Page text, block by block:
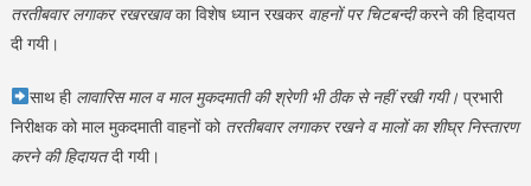
तरतीबवार लगाकर रखरखावका विशेष ध्यान रखकर वाहनों पर चिटबन्दीकरने की हिदायत
दी गयी।
साथ ही लावारिस माल व माल मुकदमाती की श्रेणी भी ठीक से नहीं रखी गयी। प्रभारी
निरीक्षक को माल मुकदमाती वाहनों को तरतीबवार लगाकर रखने व मालों का शीघ्र निस्तारण
करने की हिदायतदी गयी।